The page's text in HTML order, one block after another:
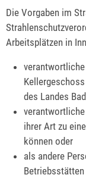
Die Vorgaben im
Arbeitsplätzen in
des Landes
ihrer Artzu
können oder
als andere